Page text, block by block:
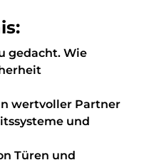
gedacht. Wie
wertvoller Partner
und
Türen und